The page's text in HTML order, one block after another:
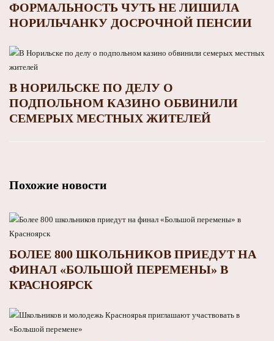
ФОРМАЛЬНОСТЬ ЧУТЬ НЕ ЛИШИЛА
НОРИЛЬЧАНКУ ДОСРОЧНОЙ ПЕНСИИ
В НОРИЛЬСКЕ ПО ДЕЛУ О
ПОДПОЛЬНОМ КАЗИНО ОБВИНИЛИ
СЕМЕРЫХ МЕСТНЫХ ЖИТЕЛЕЙ
Похожие новости
БОЛЕЕ 800 ШКОЛЬНИКОВ ПРИЕДУТ НА
ФИНАЛ «БОЛЬШОЙ ПЕРЕМЕНЫ» В
КРАСНОЯРСК